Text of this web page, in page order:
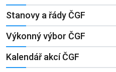
Stanovy a řády ČGF
Výkonný výbor ČGF
Kalendář akcí ČGF